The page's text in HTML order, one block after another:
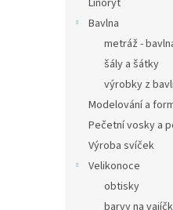
Linoryt
Bavlna
metráž -
šály a šátky
výrobky z
Modelování a
Pečetní vosky a
Výroba svíček
Velikonoce
obtisky
barvy na